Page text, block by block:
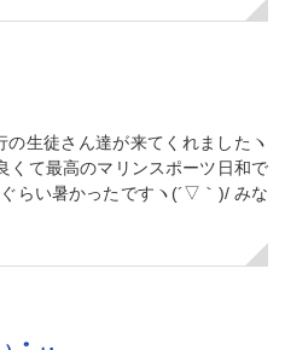
の生徒さん達が来てくれましたヽ
くて最高のマリンスポーツ日和で
らい暑かったですヽ(´▽｀)/ みな